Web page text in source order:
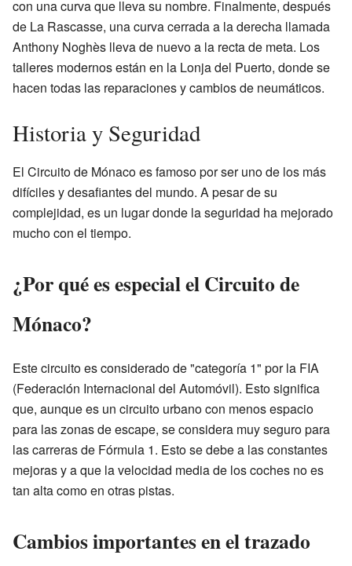
con una curva que lleva su nombre. Finalmente, después
de La Rascasse, una curva cerrada a la derecha llamada
Anthony Noghès lleva de nuevo a la recta de meta. Los
talleres modernos están en la Lonja del Puerto, donde se
hacen todas las reparaciones y cambios de neumáticos.
Historia y Seguridad
El Circuito de Mónaco es famoso por ser uno de los más
difíciles y desafiantes del mundo. A pesar de su
complejidad, es un lugar donde la seguridad ha mejorado
mucho con el tiempo.
¿Por qué es especial el Circuito de
Mónaco?
Este circuito es considerado de "categoría 1" por la FIA
(Federación Internacional del Automóvil). Esto significa
que, aunque es un circuito urbano con menos espacio
para las zonas de escape, se considera muy seguro para
las carreras de Fórmula 1. Esto se debe a las constantes
mejoras y a que la velocidad media de los coches no es
tan alta como en otras pistas.
Cambios importantes en el trazado